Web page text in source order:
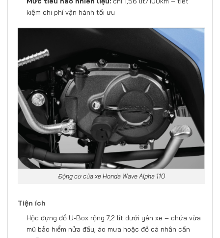
kiệm chi phí vận hành tối ưu
Động cơ của xe Honda Wave Alpha 110
Tiện ích
Hộc đựng đồ U-Box rộng 7,2 lít dưới yên xe – chứa vừa
mũ bảo hiểm nửa đầu, áo mưa hoặc đồ cá nhân cần